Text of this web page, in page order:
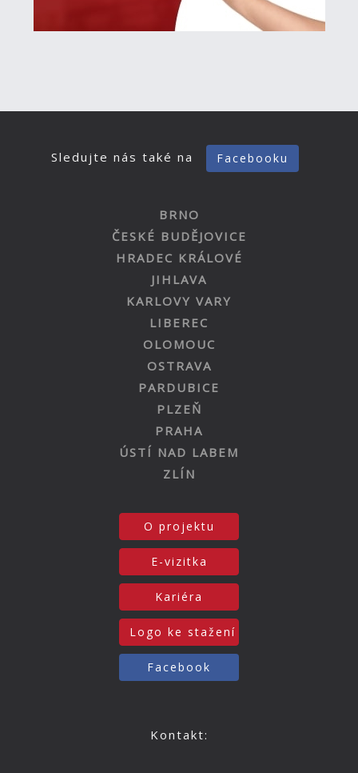
Sledujte nás také na Facebooku
BRNO
ČESKÉ BUDĚJOVICE
HRADEC KRÁLOVÉ
JIHLAVA
KARLOVY VARY
LIBEREC
OLOMOUC
OSTRAVA
PARDUBICE
PLZEŇ
PRAHA
ÚSTÍ NAD LABEM
ZLÍN
O projektu
E-vizitka
Kariéra
Logo ke stažení
Facebook
Kontakt: